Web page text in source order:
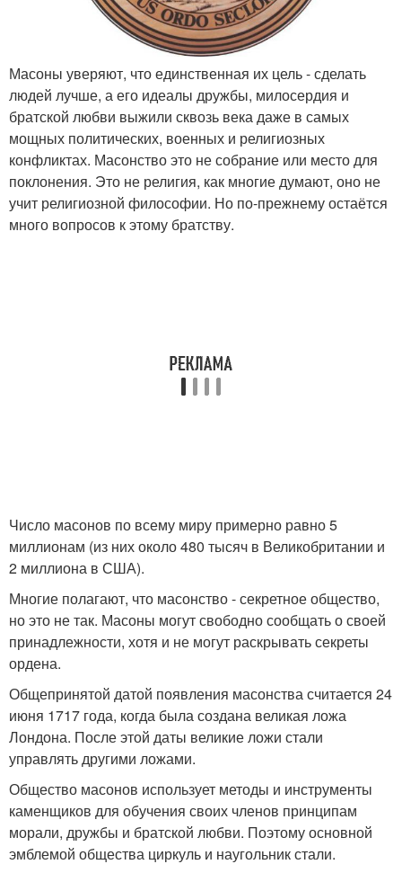
Масоны уверяют, что единственная их цель - сделать
людей лучше, а его идеалы дружбы, милосердия и
братской любви выжили сквозь века даже в самых
мощных политических, военных и религиозных
конфликтах. Масонство это не собрание или место для
поклонения. Это не религия, как многие думают, оно не
учит религиозной философии. Но по-прежнему остаётся
много вопросов к этому братству.
Число масонов по всему миру примерно равно 5
миллионам (из них около 480 тысяч в Великобритании и
2 миллиона в США).
Многие полагают, что масонство - секретное общество,
но это не так. Масоны могут свободно сообщать о своей
принадлежности, хотя и не могут раскрывать секреты
ордена.
Общепринятой датой появления масонства считается 24
июня 1717 года, когда была создана великая ложа
Лондона. После этой даты великие ложи стали
управлять другими ложами.
Общество масонов использует методы и инструменты
каменщиков для обучения своих членов принципам
морали, дружбы и братской любви. Поэтому основной
эмблемой общества циркуль и наугольник стали.